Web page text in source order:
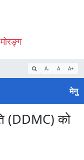
A- A A+
मेनु
(DDMC) को